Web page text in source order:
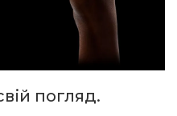
погляд.